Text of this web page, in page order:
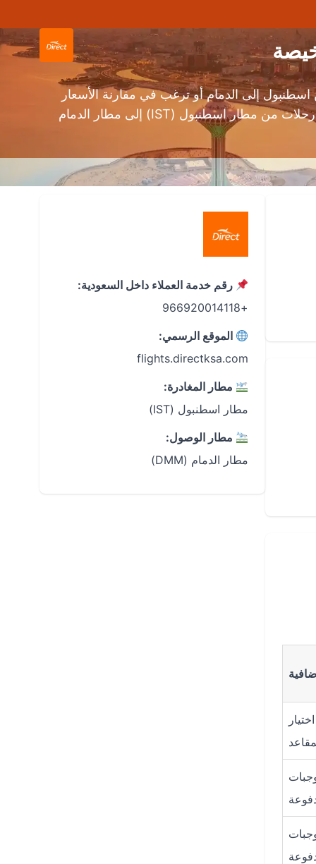
إلى الدمام أو ترغب في مقارنة الأسعار
للحصول على أفضل العروض، فإن تطبيق دايركت على الأندرويد و iOS يوفر لك تجربة حجز سلسة ومريحة. ابحث عن رحلات من مطار اسطنبول (IST) إلى مطار الدمام
رقم خدمة العملاء داخل السعودية:
+966920014118
الموقع الرسمي:
flights.directksa.com
مطار المغادرة:
مطار اسطنبول (IST)
مطار الوصول:
مطار الدمام (DMM)